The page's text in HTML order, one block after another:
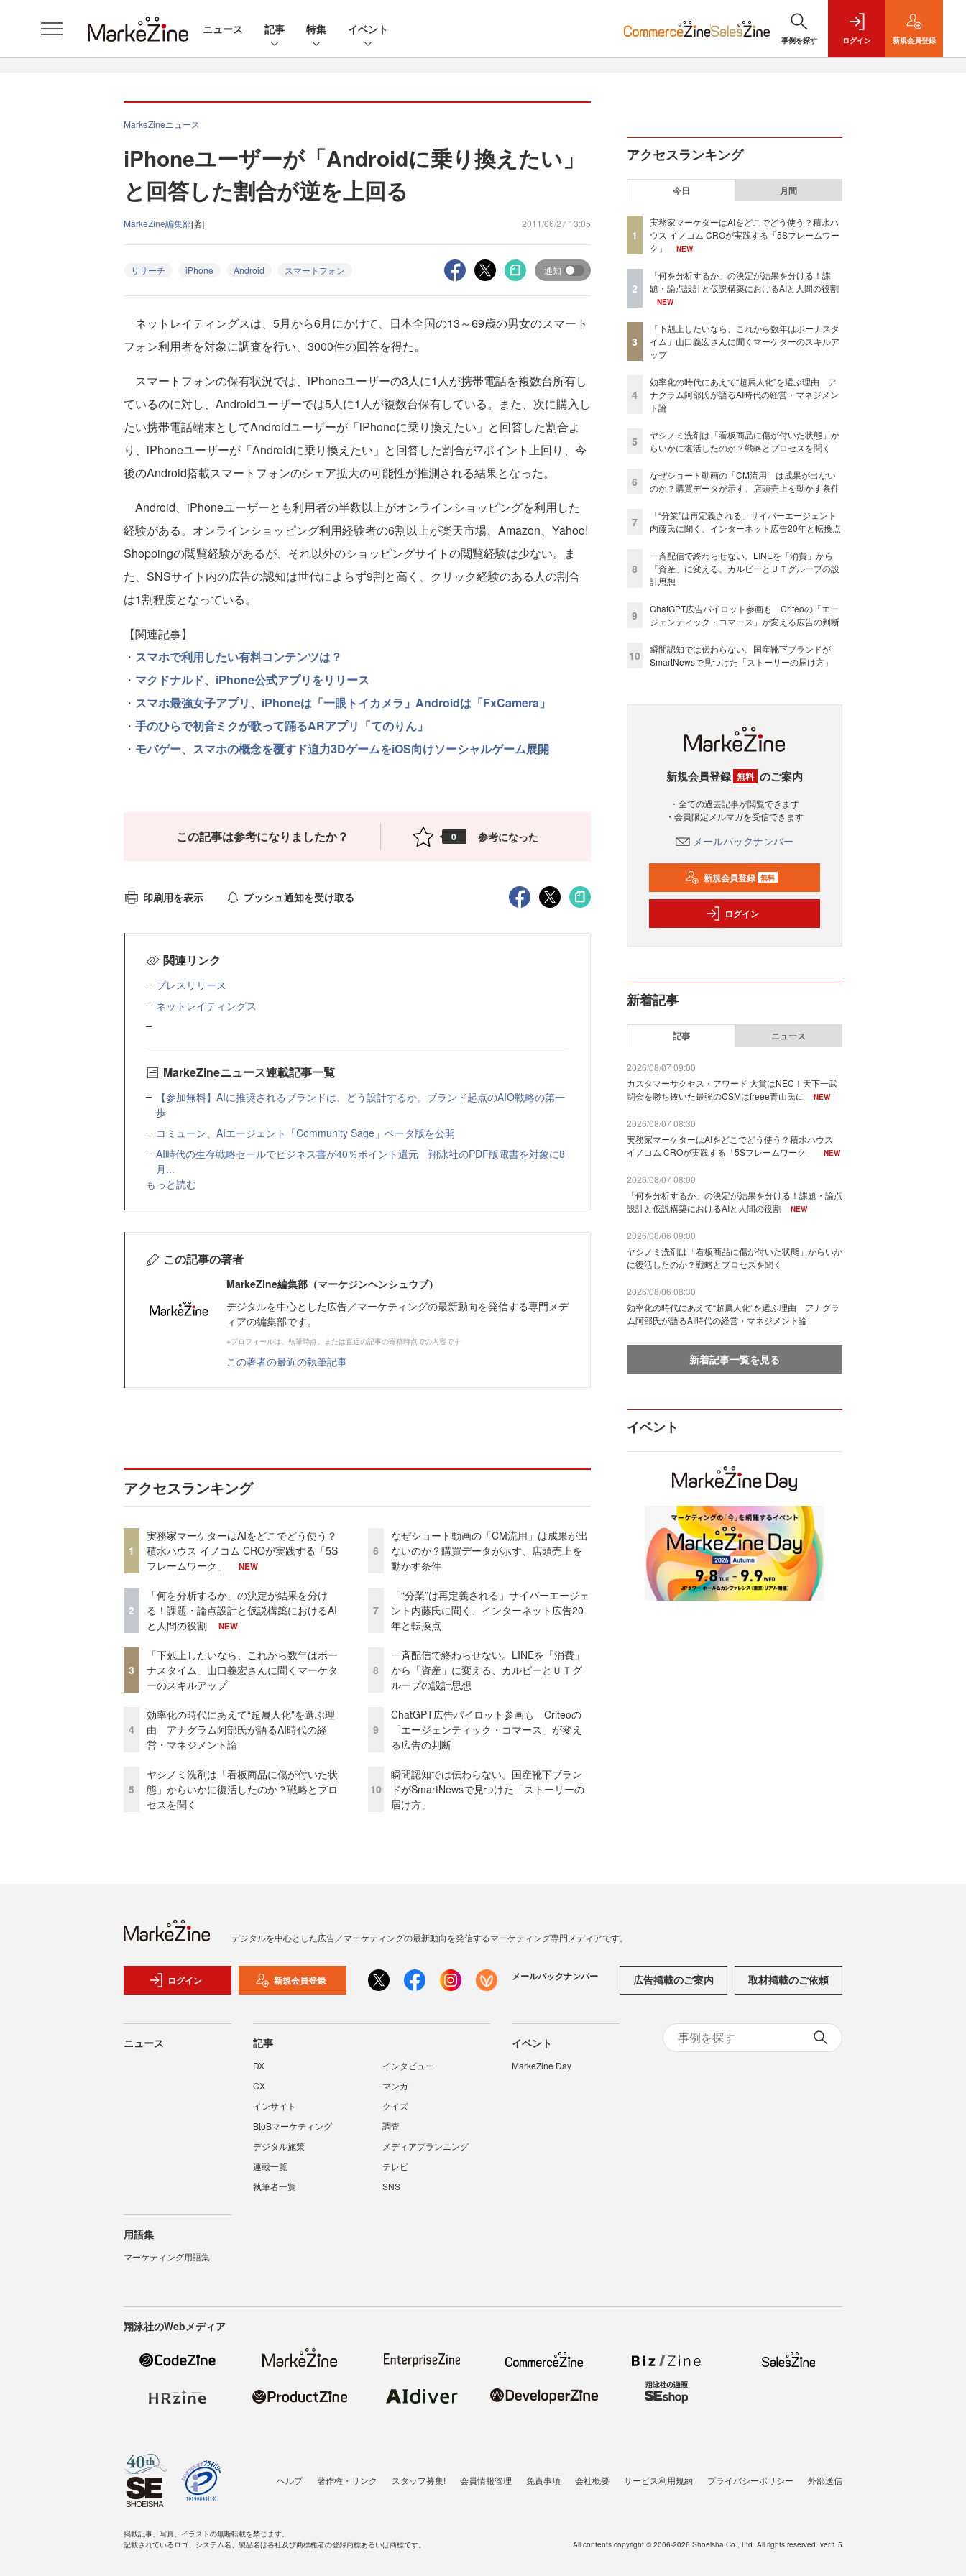
ニュース 記事 特集 イベント
事例を探す ログイン 新規会員登録
MarkeZineニュース
iPhoneユーザーが「Androidに乗り換えたい」
と回答した割合が逆を上回る
MarkeZine編集部[著] 2011/06/27 13:05
リサーチ iPhone Android スマートフォン 通知
ネットレイティングスは、5月から6月にかけて、日本全国の13～69歳の男女のスマート
フォン利用者を対象に調査を行い、3000件の回答を得た。
スマートフォンの保有状況では、iPhoneユーザーの3人に1人が携帯電話を複数台所有し
ているのに対し、Androidユーザーでは5人に1人が複数台保有している。また、次に購入し
たい携帯電話端末としてAndroidユーザーが「iPhoneに乗り換えたい」と回答した割合よ
り、iPhoneユーザーが「Androidに乗り換えたい」と回答した割合が7ポイント上回り、今
後のAndroid搭載スマートフォンのシェア拡大の可能性が推測される結果となった。
Android、iPhoneユーザーとも利用者の半数以上がオンラインショッピングを利用した
経験がある。オンラインショッピング利用経験者の6割以上が楽天市場、Amazon、Yahoo!
Shoppingの閲覧経験があるが、それ以外のショッピングサイトの閲覧経験は少ない。ま
た、SNSサイト内の広告の認知は世代によらず9割と高く、クリック経験のある人の割合
は1割程度となっている。
【関連記事】
・ スマホで利用したい有料コンテンツは？
・ マクドナルド、iPhone公式アプリをリリース
・ スマホ最強女子アプリ、iPhoneは「一眼トイカメラ」Androidは「FxCamera」
・ 手のひらで初音ミクが歌って踊るARアプリ「てのりん」
・ モバゲー、スマホの概念を覆すド迫力3DゲームをiOS向けソーシャルゲーム展開
この記事は参考になりましたか？ 0 参考になった
印刷用を表示 プッシュ通知を受け取る
関連リンク
プレスリリース
ネットレイティングス
MarkeZineニュース連載記事一覧
【参加無料】AIに推奨されるブランドは、どう設計するか。ブランド起点のAIO戦略の第一
歩
コミューン、AIエージェント「Community Sage」ベータ版を公開
AI時代の生存戦略セールでビジネス書が40％ポイント還元 翔泳社のPDF版電書を対象に8
月...
もっと読む
この記事の著者
MarkeZine編集部（マーケジンヘンシュウブ）
デジタルを中心とした広告／マーケティングの最新動向を発信する専門メデ
ィアの編集部です。
※プロフィールは、執筆時点、または直近の記事の寄稿時点での内容です
この著者の最近の執筆記事
アクセスランキング
1
実務家マーケターはAIをどこでどう使う？
積水ハウス イノコム CROが実践する「5S
フレームワーク」
NEW
2
「何を分析するか」の決定が結果を分け
る！課題・論点設計と仮説構築におけるAI
と人間の役割
NEW
3
「下剋上したいなら、これから数年はボー
ナスタイム」山口義宏さんに聞くマーケタ
ーのスキルアップ
4
効率化の時代にあえて“超属人化”を選ぶ理
由 アナグラム阿部氏が語るAI時代の経
営・マネジメント論
5
ヤシノミ洗剤は「看板商品に傷が付いた状
態」からいかに復活したのか？戦略とプロ
セスを聞く
6
なぜショート動画の「CM流用」は成果が出
ないのか？購買データが示す、店頭売上を
動かす条件
7
「“分業”は再定義される」サイバーエージェ
ント内藤氏に聞く、インターネット広告20
年と転換点
8
一斉配信で終わらせない。LINEを「消費」
から「資産」に変える、カルビーとＵＴグ
ループの設計思想
9
ChatGPT広告パイロット参画も Criteoの
「エージェンティック・コマース」が変え
る広告の判断
10
瞬間認知では伝わらない。国産靴下ブラン
ドがSmartNewsで見つけた「ストーリーの
届け方」
アクセスランキング
今日 月間
1
実務家マーケターはAIをどこでどう使う？積水ハ
ウス イノコム CROが実践する「5Sフレームワー
ク」
NEW
2
「何を分析するか」の決定が結果を分ける！課
題・論点設計と仮説構築におけるAIと人間の役割
NEW
3
「下剋上したいなら、これから数年はボーナスタ
イム」山口義宏さんに聞くマーケターのスキルア
ップ
4
効率化の時代にあえて“超属人化”を選ぶ理由 ア
ナグラム阿部氏が語るAI時代の経営・マネジメン
ト論
5
ヤシノミ洗剤は「看板商品に傷が付いた状態」か
らいかに復活したのか？戦略とプロセスを聞く
6
なぜショート動画の「CM流用」は成果が出ない
のか？購買データが示す、店頭売上を動かす条件
7
「“分業”は再定義される」サイバーエージェント
内藤氏に聞く、インターネット広告20年と転換点
8
一斉配信で終わらせない。LINEを「消費」から
「資産」に変える、カルビーとＵＴグループの設
計思想
9
ChatGPT広告パイロット参画も Criteoの「エー
ジェンティック・コマース」が変える広告の判断
10
瞬間認知では伝わらない。国産靴下ブランドが
SmartNewsで見つけた「ストーリーの届け方」
新規会員登録 無料 のご案内
・全ての過去記事が閲覧できます
・会員限定メルマガを受信できます
メールバックナンバー
新規会員登録 無料
ログイン
新着記事
記事 ニュース
2026/08/07 09:00
カスタマーサクセス・アワード 大賞はNEC！天下一武
闘会を勝ち抜いた最強のCSMはfreee青山氏に
NEW
2026/08/07 08:30
実務家マーケターはAIをどこでどう使う？積水ハウス
イノコム CROが実践する「5Sフレームワーク」
NEW
2026/08/07 08:00
「何を分析するか」の決定が結果を分ける！課題・論点
設計と仮説構築におけるAIと人間の役割
NEW
2026/08/06 09:00
ヤシノミ洗剤は「看板商品に傷が付いた状態」からいか
に復活したのか？戦略とプロセスを聞く
2026/08/06 08:30
効率化の時代にあえて“超属人化”を選ぶ理由 アナグラ
ム阿部氏が語るAI時代の経営・マネジメント論
新着記事一覧を見る
イベント
デジタルを中心とした広告／マーケティングの最新動向を発信するマーケティング専門メディアです。
ログイン 新規会員登録 メールバックナンバー 広告掲載のご案内 取材掲載のご依頼
ニュース 記事
DX
インタビュー
CX
マンガ
インサイト
クイズ
BtoBマーケティング
調査
デジタル施策
メディアプランニング
連載一覧
テレビ
執筆者一覧
SNS
イベント
MarkeZine Day
用語集
マーケティング用語集
翔泳社のWebメディア
ヘルプ 著作権・リンク スタッフ募集! 会員情報管理 免責事項 会社概要 サービス利用規約 プライバシーポリシー 外部送信
掲載記事、写真、イラストの無断転載を禁じます。
記載されているロゴ、システム名、製品名は各社及び商標権者の登録商標あるいは商標です。
All contents copyright © 2006-2026 Shoeisha Co., Ltd. All rights reserved. ver.1.5